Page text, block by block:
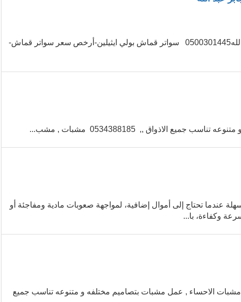
تركيب سواتر قماش صناعة ألماني سواتر حديد مؤسسة جابر عبد الله0500301445 سواتر قماش بولي ايثيلين-أرخص سعر سواتر قماش-
الاذواق ,, 0534388185 مشبات , مشب...
لتوفر لك تجربة سهلة عندما تحتاج إلى أموال إضافية، لمواجهة صعوبات مادية ومفاجئة أو
وكفاءة، با...
الاحساء , عمل مشبات بتصاميم مختلفه و متنوعه تناسب جميع